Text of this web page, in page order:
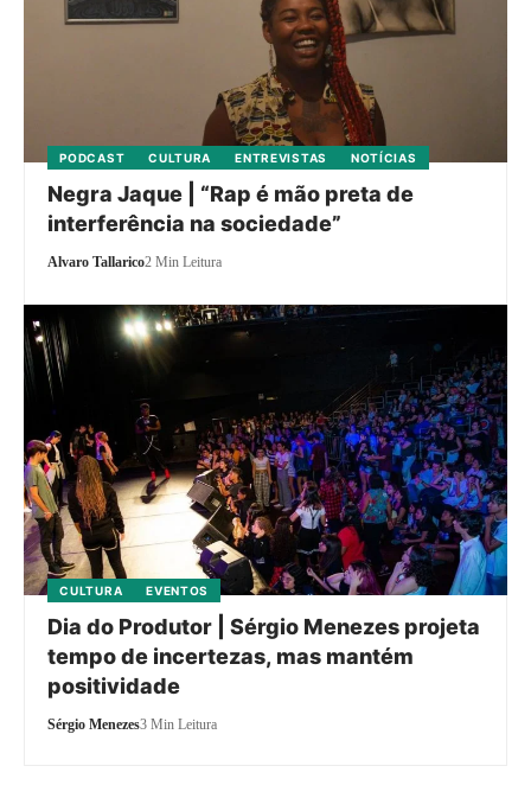
PODCAST CULTURA ENTREVISTAS NOTÍCIAS
Negra Jaque | “Rap é mão preta de
interferência na sociedade”
Alvaro Tallarico2 Min Leitura
CULTURA EVENTOS
Dia do Produtor | Sérgio Menezes projeta
tempo de incertezas, mas mantém
positividade
Sérgio Menezes3 Min Leitura